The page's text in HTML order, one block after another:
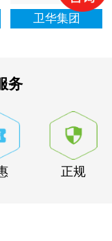
卫华集团
务
正规